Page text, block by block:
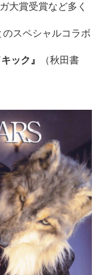
大賞受賞など多く
のスペシャルコラボ
ック』 （秋田書